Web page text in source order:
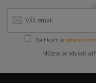
Souhlasím se zpracováním
Můžete se kdykoli